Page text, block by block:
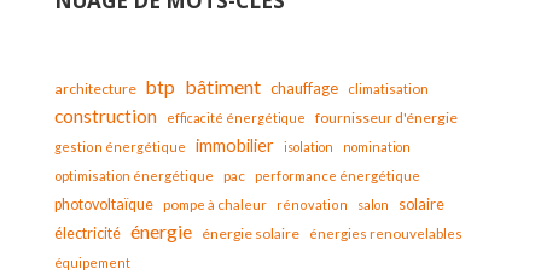
architecture btp bâtiment chauffage climatisation
construction efficacité énergétique fournisseur d'énergie
gestion énergétique immobilier isolation
nomination
optimisation énergétique
pac performance énergétique
photovoltaïque pompe à chaleur rénovation salon solaire
électricité énergie énergie solaire
énergies renouvelables
équipement